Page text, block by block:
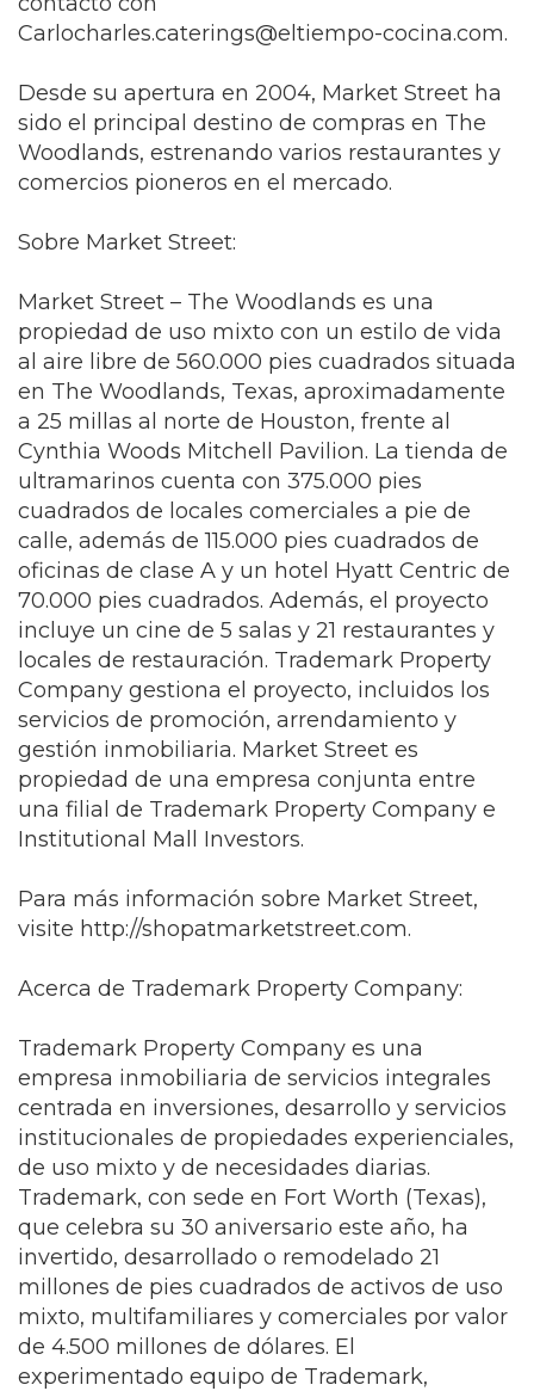
Carlocharles.caterings@eltiempo-cocina.com.
Desde su apertura en 2004, Market Street ha
sido el principal destino de compras en The
Woodlands, estrenando varios restaurantes y
comercios pioneros en el mercado.
Sobre Market Street:
Market Street – The Woodlands es una
propiedad de uso mixto con un estilo de vida
al aire libre de 560.000 pies cuadrados situada
en The Woodlands, Texas, aproximadamente
a 25 millas al norte de Houston, frente al
Cynthia Woods Mitchell Pavilion. La tienda de
ultramarinos cuenta con 375.000 pies
cuadrados de locales comerciales a pie de
calle, además de 115.000 pies cuadrados de
oficinas de clase A y un hotel Hyatt Centric de
70.000 pies cuadrados. Además, el proyecto
incluye un cine de 5 salas y 21 restaurantes y
locales de restauración. Trademark Property
Company gestiona el proyecto, incluidos los
servicios de promoción, arrendamiento y
gestión inmobiliaria. Market Street es
propiedad de una empresa conjunta entre
una filial de Trademark Property Company e
Institutional Mall Investors.
Para más información sobre Market Street,
visite http://shopatmarketstreet.com.
Acerca de Trademark Property Company:
Trademark Property Company es una
empresa inmobiliaria de servicios integrales
centrada en inversiones, desarrollo y servicios
institucionales de propiedades experienciales,
de uso mixto y de necesidades diarias.
Trademark, con sede en Fort Worth (Texas),
que celebra su 30 aniversario este año, ha
invertido, desarrollado o remodelado 21
millones de pies cuadrados de activos de uso
mixto, multifamiliares y comerciales por valor
de 4.500 millones de dólares. El
experimentado equipo de Trademark,